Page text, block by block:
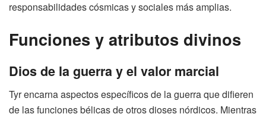
responsabilidades cósmicas y sociales más amplias.
Funciones y atributos divinos
Dios de la guerra y el valor marcial
Tyr encarna aspectos específicos de la guerra que difieren
de las funciones bélicas de otros dioses nórdicos. Mientras